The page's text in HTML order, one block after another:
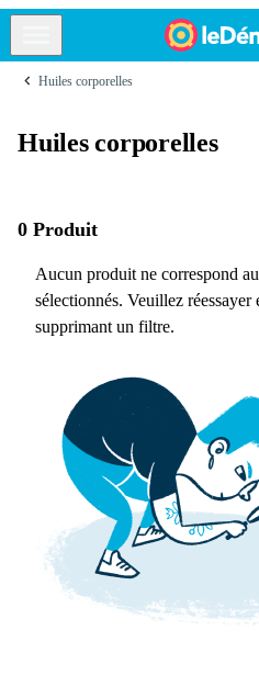
Huiles corporelles
Huiles corporelles
0 Produit
Aucun produit ne correspond
sélectionnés. Veuillez réessayer
supprimant un filtre.